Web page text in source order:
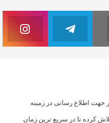
مجله هوش مصنوعی از سال 1404 در جهت اطلاع رسانی در زمینه
کرده تا در سریع ترین زمان